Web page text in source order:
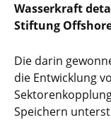
Wasserkraft
Stiftung
Die darin
die Entwicklung
Speichern